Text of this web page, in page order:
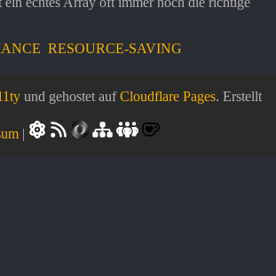
RESOURCE-SAVING
und gehostet aufCloudflare Pages. Erstellt
|